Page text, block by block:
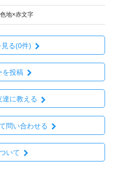
地×赤文字
見る(0件)
を投稿
達に教える
問い合わせる
いて